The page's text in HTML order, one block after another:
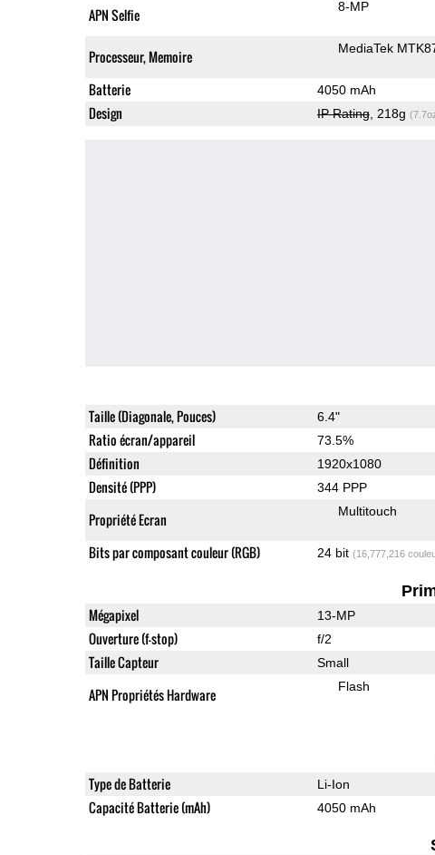
APN Selfie 8-MP
Processeur, Memoire MediaTek
Batterie 4050 mAh
Design IP Rating, 218g
Taille (Diagonale, Pouces) 6.4"
Ratio écran/appareil 73.5%
Définition 1920x1080
Densité (PPP) 344 PPP
Propriété Ecran Multitouch
Bits par composant couleur (RGB) 24 bit (16,777,216
Mégapixel 13-MP
Ouverture (f-stop) f/2
Taille Capteur Small
APN Propriétés Hardware Flash
Type de Batterie Li-Ion
Capacité Batterie (mAh) 4050 mAh